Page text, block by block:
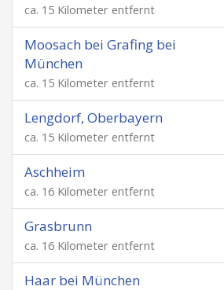
ca. 15 Kilometer entfernt
Moosach bei Grafing bei
München
ca. 15 Kilometer entfernt
Lengdorf, Oberbayern
ca. 15 Kilometer entfernt
Aschheim
ca. 16 Kilometer entfernt
Grasbrunn
ca. 16 Kilometer entfernt
Haar bei München